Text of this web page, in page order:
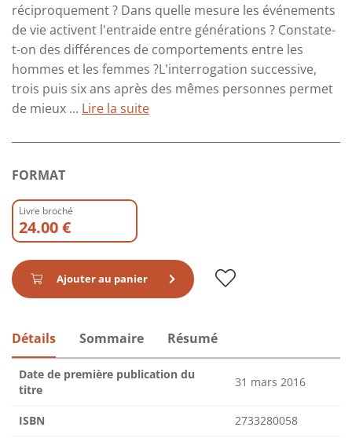
réciproquement ? Dans quelle mesure les événements
de vie activent l'entraide entre générations ? Constate-
t-on des différences de comportements entre les
hommes et les femmes ?L'interrogation successive,
trois puis six ans après des mêmes personnes permet
de mieux ... Lire la suite
FORMAT
Livre broché
24.00 €
Ajouter au panier
Détails Sommaire Résumé
Date de première publication du
titre
31 mars 2016
ISBN 2733280058